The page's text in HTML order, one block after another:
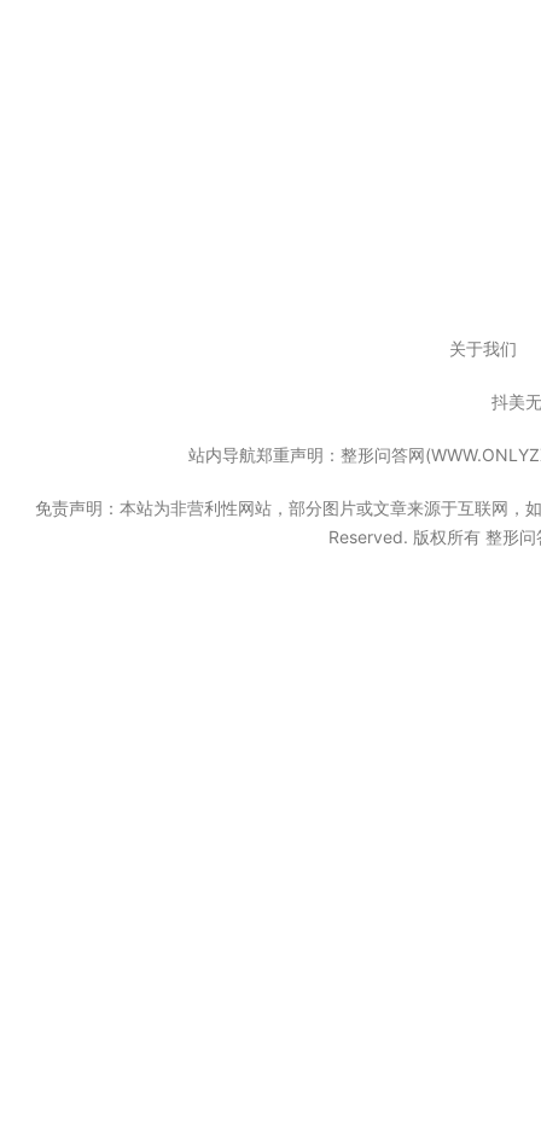
关于我们
抖美
站内导航郑重声明：整形问答网
免责声明：本站为非营利性网站，部分图片或文章来源于互联网，
Reserved. 版权所有 整形问